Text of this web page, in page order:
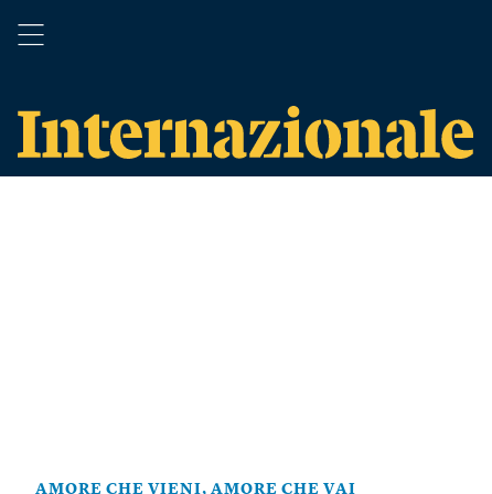
AMORE CHE VIENI, AMORE CHE VAI